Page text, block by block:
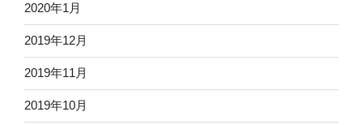
2020年1月
2019年12月
2019年11月
2019年10月